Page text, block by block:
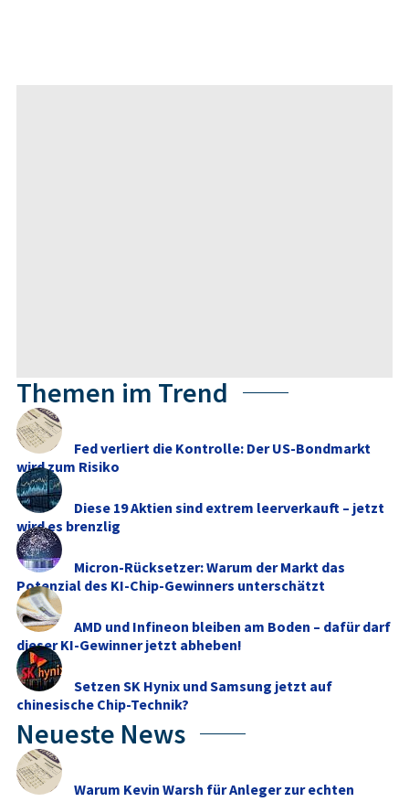
Themen im Trend
Fed verliert die Kontrolle: Der US-Bondmarkt
wird zum Risiko
Diese 19 Aktien sind extrem leerverkauft – jetzt
wird es brenzlig
Micron-Rücksetzer: Warum der Markt das
Potenzial des KI-Chip-Gewinners unterschätzt
AMD und Infineon bleiben am Boden – dafür darf
dieser KI-Gewinner jetzt abheben!
Setzen SK Hynix und Samsung jetzt auf
chinesische Chip-Technik?
Neueste News
Warum Kevin Warsh für Anleger zur echten